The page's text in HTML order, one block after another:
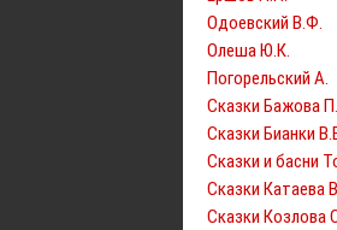
Одоевский В.Ф.
Олеша Ю.К.
Погорельский А.
Сказки Бажова
Сказки Бианки
Сказки и басни
Сказки Катаева
Сказки Козлова